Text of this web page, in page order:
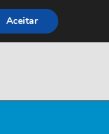
Aceitar